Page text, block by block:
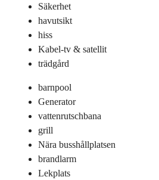
Säkerhet
havutsikt
hiss
Kabel-tv & satellit
trädgård
barnpool
Generator
vattenrutschbana
grill
Nära busshållplatsen
brandlarm
Lekplats